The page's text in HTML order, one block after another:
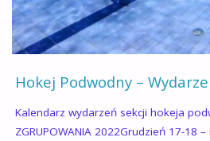
Hokej Podwodny –
Kalendarz wydarzeń sekcji hokeja
ZGRUPOWANIA 2022Grudzień 17-18